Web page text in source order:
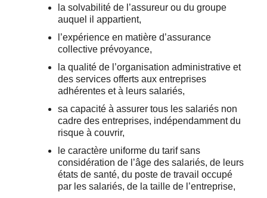
la solvabilité de l’assureur ou du groupe
auquel il appartient,
l’expérience en matière d’assurance
collective prévoyance,
la qualité de l’organisation administrative et
des services offerts aux entreprises
adhérentes et à leurs salariés,
sa capacité à assurer tous les salariés non
cadre des entreprises, indépendamment du
risque à couvrir,
le caractère uniforme du tarif sans
considération de l’âge des salariés, de leurs
états de santé, du poste de travail occupé
par les salariés, de la taille de l’entreprise,